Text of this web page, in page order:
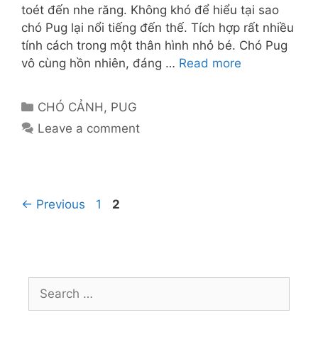
toét đến nhe răng. Không khó để hiểu tại sao
chó Pug lại nổi tiếng đến thế. Tích hợp rất nhiều
tính cách trong một thân hình nhỏ bé. Chó Pug
vô cùng hồn nhiên, đáng … Read more
Categories
CHÓ CẢNH , PUG
Leave a comment
← Previous Page
1 Page
2
for: